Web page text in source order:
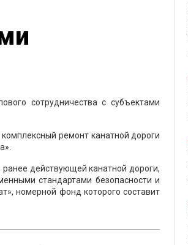
сотрудничества с субъектами
ремонт канатной дороги
действующей канатной дороги,
стандартами безопасности и
номерной фонд которого составит